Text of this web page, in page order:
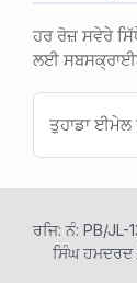
ਹਰ ਰੋਜ਼ ਸਵੇਰੇ
ਲਈ
ਰਜਿ: ਨੰ: PB/JL-
ਸਿੰਘ ਹਮਦਰਦ